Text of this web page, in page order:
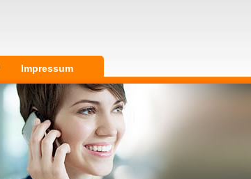
Impressum